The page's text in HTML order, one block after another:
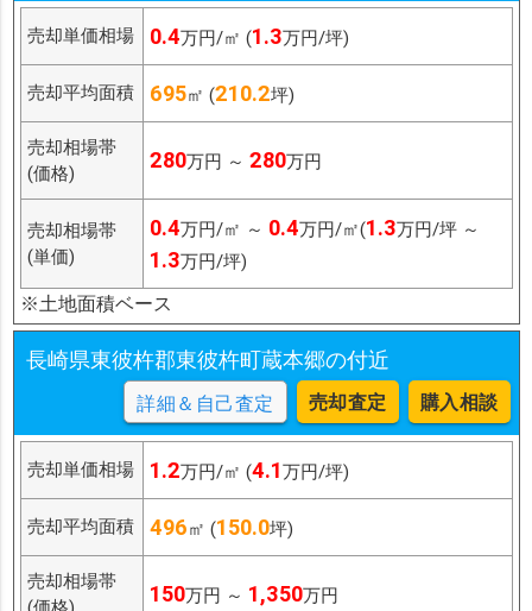
売却単価相場 0.4万円/㎡ (1.3万円/坪)
売却平均面積 695㎡ (210.2坪)
売却相場帯
(価格)
280万円 ～ 280万円
売却相場帯
(単価)
0.4万円/㎡ ～ 0.4万円/㎡(1.3万円/坪 ～
1.3万円/坪)
※土地面積ベース
長崎県東彼杵郡東彼杵町蔵本郷の付近
詳細＆自己査定 売却査定 購入相談
売却単価相場 1.2万円/㎡ (4.1万円/坪)
売却平均面積 496㎡ (150.0坪)
売却相場帯
150万円 ～ 1,350万円